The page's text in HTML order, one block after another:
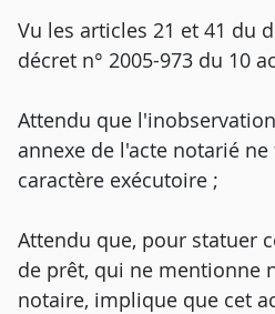
Vu les articles 21 et 41 du
décret n° 2005-973 du 10
Attendu que
annexe de l'acte notarié
caractère exécutoire ;
Attendu que, pour statuer
de prêt, qui ne mentionne
notaire, implique que cet